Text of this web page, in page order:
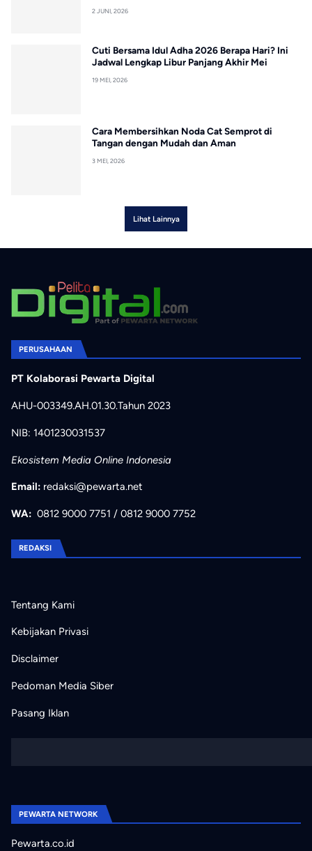
2 JUNI, 2026
Cuti Bersama Idul Adha 2026 Berapa Hari? Ini
Jadwal Lengkap Libur Panjang Akhir Mei
19 MEI, 2026
Cara Membersihkan Noda Cat Semprot di
Tangan dengan Mudah dan Aman
3 MEI, 2026
Lihat Lainnya
PERUSAHAAN
PT Kolaborasi Pewarta Digital
AHU-003349.AH.01.30.Tahun 2023
NIB: 1401230031537
Ekosistem Media Online Indonesia
Email: redaksi@pewarta.net
WA: 0812 9000 7751 / 0812 9000 7752
REDAKSI
Tentang Kami
Kebijakan Privasi
Disclaimer
Pedoman Media Siber
Pasang Iklan
PEWARTA NETWORK
Pewarta.co.id